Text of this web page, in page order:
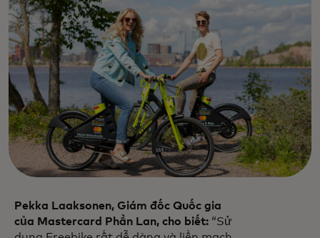
Pekka Laaksonen, Giám đốc Quốc gia
của Mastercard Phần Lan, cho biết: “Sử